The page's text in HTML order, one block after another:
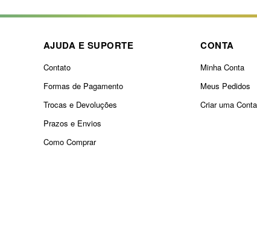
AJUDA E SUPORTE
Contato
Formas de Pagamento
Trocas e Devoluções
Prazos e Envios
Como Comprar
CONTA
Minha Conta
Meus Pedidos
Criar uma Conta